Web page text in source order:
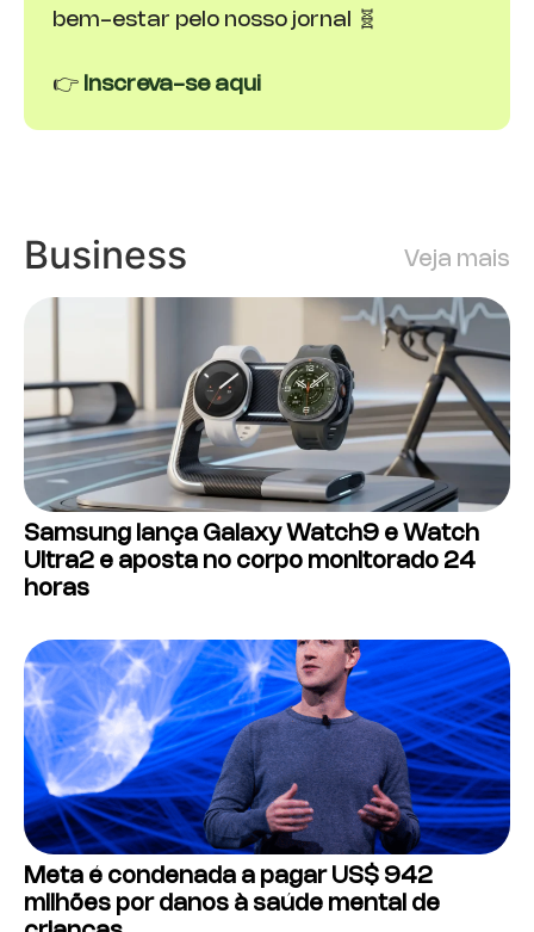
bem-estar pelo nosso jornal 🧬
👉 Inscreva-se aqui
Business Veja mais
Samsung lança Galaxy Watch9 e Watch
Ultra2 e aposta no corpo monitorado 24
horas
Meta é condenada a pagar US$ 942
milhões por danos à saúde mental de